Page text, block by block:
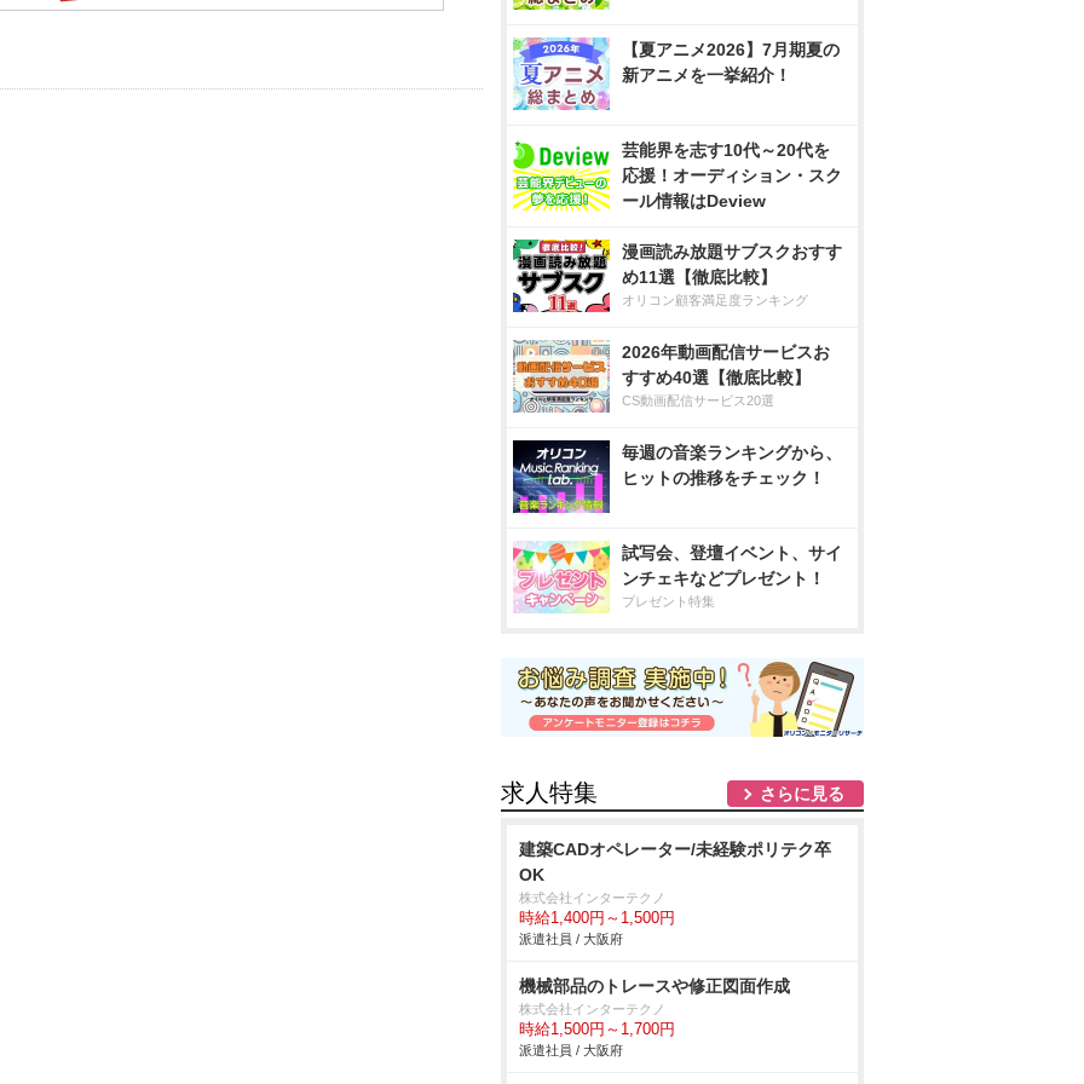
【夏アニメ2026】7月期夏の
新アニメを一挙紹介！
芸能界を志す10代～20代を
応援！オーディション・スク
ール情報はDeview
漫画読み放題サブスクおすす
め11選【徹底比較】
オリコン顧客満足度ランキング
2026年動画配信サービスお
すすめ40選【徹底比較】
CS動画配信サービス20選
毎週の音楽ランキングから、
ヒットの推移をチェック！
試写会、登壇イベント、サイ
ンチェキなどプレゼント！
プレゼント特集
求人特集 さらに見る
建築CADオペレーター/未経験ポリテク卒
OK
株式会社インターテクノ
時給1,400円～1,500円
派遣社員 / 大阪府
機械部品のトレースや修正図面作成
株式会社インターテクノ
時給1,500円～1,700円
派遣社員 / 大阪府